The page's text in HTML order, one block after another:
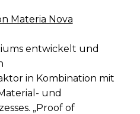
Materia Nova
entwickelt und
in Kombination mit
und
„Proof of